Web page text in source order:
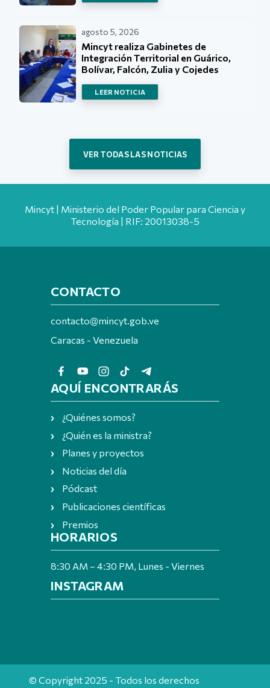
agosto 5, 2026
Mincyt realiza Gabinetes de
Integración Territorial en Guárico,
Bolívar, Falcón, Zulia y Cojedes
LEER NOTICIA
VER TODAS LAS NOTICIAS
Mincyt | Ministerio del Poder Popular para Ciencia y
Tecnología | RIF: 20013038-5
CONTACTO
contacto@mincyt.gob.ve
Caracas - Venezuela
AQUÍ ENCONTRARÁS
¿Quiénes somos?
¿Quién es la ministra?
Planes y proyectos
Noticias del día
Pódcast
Publicaciones científicas
Premios
HORARIOS
8:30 AM – 4:30 PM, Lunes - Viernes
INSTAGRAM
© Copyright 2025 - Todos los derechos